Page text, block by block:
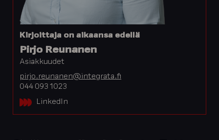
Kirjoittaja on aikaansa edellä
Pirjo Reunanen
Asiakkuudet
pirjo.reunanen@integrata.fi
044 093 1023
LinkedIn